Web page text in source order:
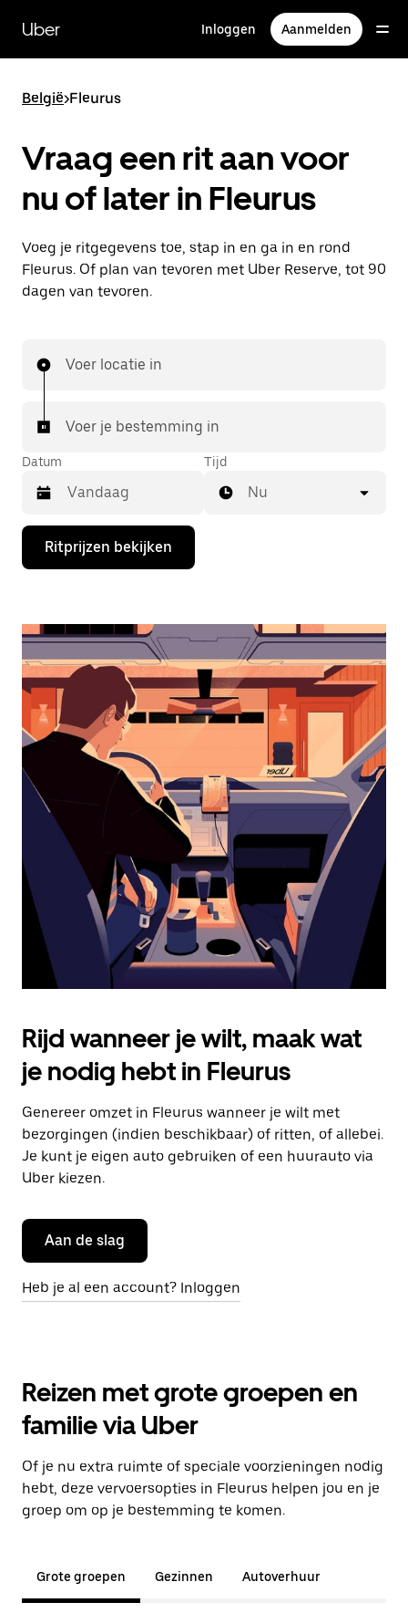
naar
hoofdinhoud
Uber Inloggen Aanmelden
België>Fleurus
Vraag een rit aan voor
nu of later in Fleurus
Voeg je ritgegevens toe, stap in en ga in en rond
Fleurus. Of plan van tevoren met Uber Reserve, tot 90
dagen van tevoren.
Voer locatie in
Voer je bestemming in
Datum
Druk
de
de
te
openen
een
datum
te
selecteren.
Druk
Escape
agenda
te
sluiten.
Tijd
Nu
Ritprijzen bekijken
Rijd wanneer je wilt, maak wat
je nodig hebt in Fleurus
Genereer omzet in Fleurus wanneer je wilt met
bezorgingen (indien beschikbaar) of ritten, of allebei.
Je kunt je eigen auto gebruiken of een huurauto via
Uber kiezen.
Aan de slag
Heb je al een account? Inloggen
Reizen met grote groepen en
familie via Uber
Of je nu extra ruimte of speciale voorzieningen nodig
hebt, deze vervoersopties in Fleurus helpen jou en je
groep om op je bestemming te komen.
Grote groepen Gezinnen Autoverhuur